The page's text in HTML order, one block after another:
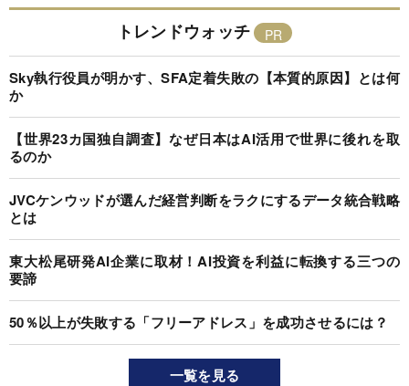
トレンドウォッチ
Sky執行役員が明かす、SFA定着失敗の【本質的原因】とは何
か
【世界23カ国独自調査】なぜ日本はAI活用で世界に後れを取
るのか
JVCケンウッドが選んだ経営判断をラクにするデータ統合戦略
とは
東大松尾研発AI企業に取材！AI投資を利益に転換する三つの
要諦
50％以上が失敗する「フリーアドレス」を成功させるには？
一覧を見る